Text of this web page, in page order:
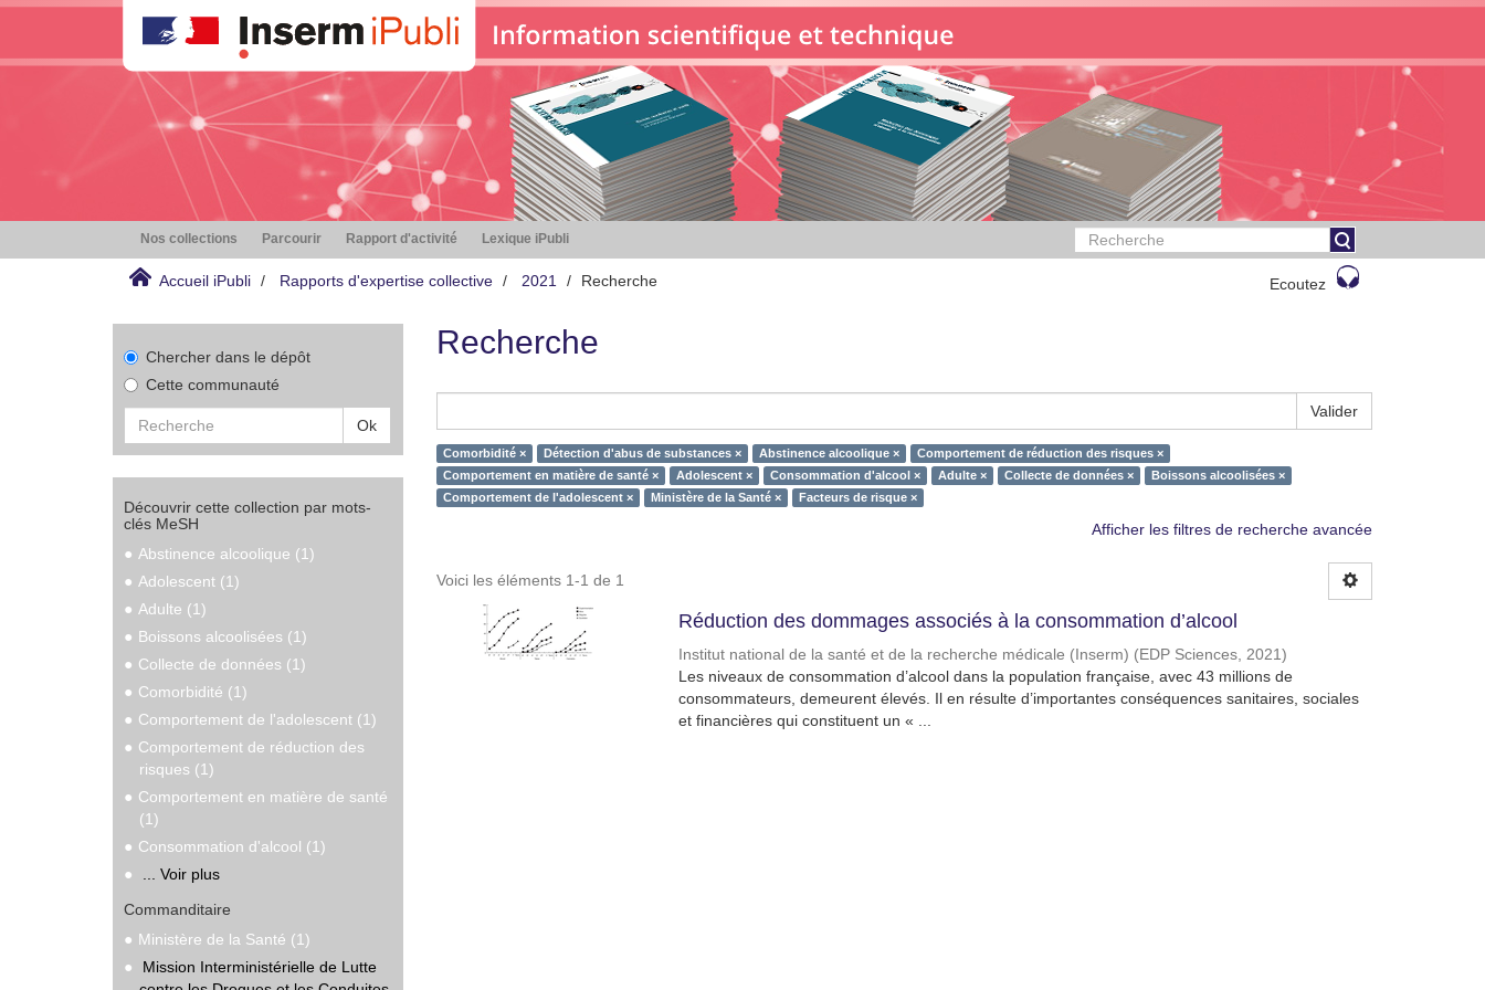
Nos collections Parcourir Rapport d'activité Lexique iPubli
Accueil iPubli Rapports d'expertise collective 2021 Recherche Ecoutez
Chercher dans le dépôt
Cette communauté
Ok
Découvrir cette collection par mots-
clés MeSH
Abstinence alcoolique (1)
Adolescent (1)
Adulte (1)
Boissons alcoolisées (1)
Collecte de données (1)
Comorbidité (1)
Comportement de l'adolescent (1)
Comportement de réduction des
risques (1)
Comportement en matière de santé
(1)
Consommation d'alcool (1)
... Voir plus
Commanditaire
Ministère de la Santé (1)
Mission Interministérielle de Lutte
Recherche
Valider
Comorbidité × Détection d'abus de substances × Abstinence alcoolique ×
Comportement de réduction des risques ×
Comportement en matière de santé ×
Adolescent × Consommation d'alcool × Adulte × Collecte de données ×
Boissons alcoolisées ×
Comportement de l'adolescent ×
Ministère de la Santé × Facteurs de risque ×
Afficher les filtres de recherche avancée
Voici les éléments 1-1 de 1
Réduction des dommages associés à la consommation d’alcool
Institut national de la santé et de la recherche médicale (Inserm) (EDP Sciences, 2021)
Les niveaux de consommation d’alcool dans la population française, avec 43 millions de
consommateurs, demeurent élevés. Il en résulte d’importantes conséquences sanitaires, sociales
et financières qui constituent un « ...